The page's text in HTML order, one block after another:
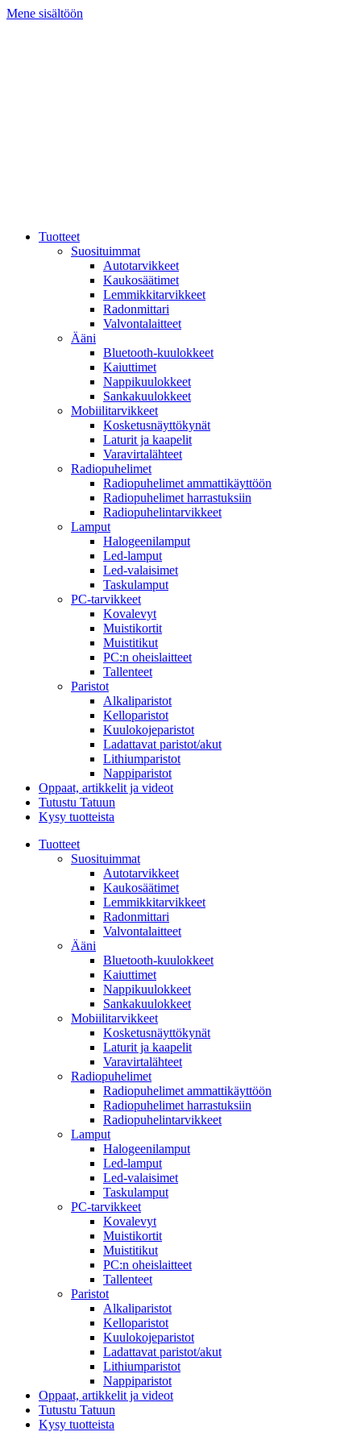
Mene sisältöön
Tuotteet
Suosituimmat
Autotarvikkeet
Kaukosäätimet
Lemmikkitarvikkeet
Radonmittari
Valvontalaitteet
Ääni
Bluetooth-kuulokkeet
Kaiuttimet
Nappikuulokkeet
Sankakuulokkeet
Mobiilitarvikkeet
Kosketusnäyttökynät
Laturit ja kaapelit
Varavirtalähteet
Radiopuhelimet
Radiopuhelimet ammattikäyttöön
Radiopuhelimet harrastuksiin
Radiopuhelintarvikkeet
Lamput
Halogeenilamput
Led-lamput
Led-valaisimet
Taskulamput
PC-tarvikkeet
Kovalevyt
Muistikortit
Muistitikut
PC:n oheislaitteet
Tallenteet
Paristot
Alkaliparistot
Kelloparistot
Kuulokojeparistot
Ladattavat paristot/akut
Lithiumparistot
Nappiparistot
Oppaat, artikkelit ja videot
Tutustu Tatuun
Kysy tuotteista
Tuotteet
Suosituimmat
Autotarvikkeet
Kaukosäätimet
Lemmikkitarvikkeet
Radonmittari
Valvontalaitteet
Ääni
Bluetooth-kuulokkeet
Kaiuttimet
Nappikuulokkeet
Sankakuulokkeet
Mobiilitarvikkeet
Kosketusnäyttökynät
Laturit ja kaapelit
Varavirtalähteet
Radiopuhelimet
Radiopuhelimet ammattikäyttöön
Radiopuhelimet harrastuksiin
Radiopuhelintarvikkeet
Lamput
Halogeenilamput
Led-lamput
Led-valaisimet
Taskulamput
PC-tarvikkeet
Kovalevyt
Muistikortit
Muistitikut
PC:n oheislaitteet
Tallenteet
Paristot
Alkaliparistot
Kelloparistot
Kuulokojeparistot
Ladattavat paristot/akut
Lithiumparistot
Nappiparistot
Oppaat, artikkelit ja videot
Tutustu Tatuun
Kysy tuotteista